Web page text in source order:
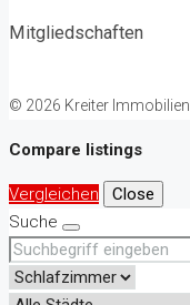
Mitgliedschaften
© 2026 Kreiter Immobilien
Compare listings
Vergleichen
Close
Suche